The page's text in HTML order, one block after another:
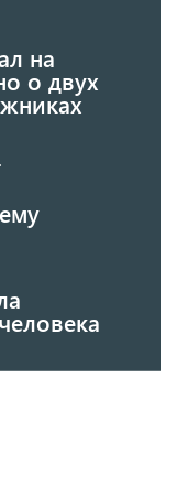
на
о двух